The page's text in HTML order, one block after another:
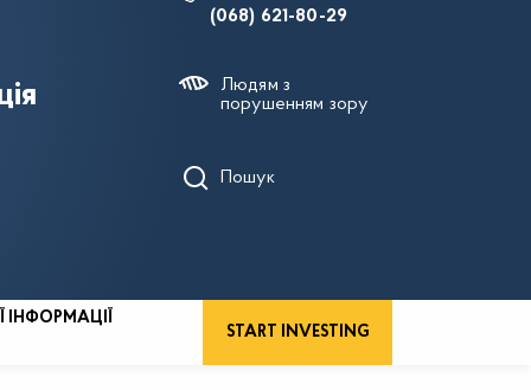
(068) 621-80-29
Людям з
порушенням зору
Пошук
START INVESTING